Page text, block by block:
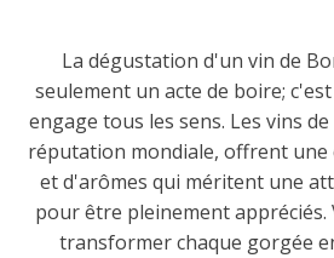
La dégustation d'un vin de
seulement un acte de boire;
engage tous les sens. Les vins
réputation mondiale, offrent une
et d'arômes qui méritent une
pour être pleinement
transformer chaque gorgée